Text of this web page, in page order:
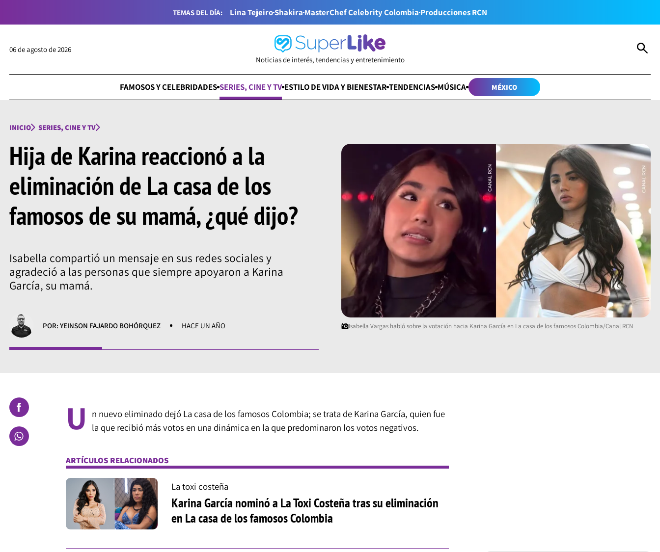
TEMAS DEL DÍA: Lina TejeiroShakiraMasterChef Celebrity ColombiaProducciones RCN
06 de agosto de 2026
Noticias de interés, tendencias y entretenimiento
FAMOSOS Y CELEBRIDADES SERIES, CINE Y TV ESTILO DE VIDA Y BIENESTAR TENDENCIAS MÚSICA MÉXICO
INICIO SERIES, CINE Y TV
Hija de Karina reaccionó a la
eliminación de La casa de los
famosos de su mamá, ¿qué dijo?
Isabella compartió un mensaje en sus redes sociales y
agradeció a las personas que siempre apoyaron a Karina
García, su mamá.
POR: YEINSON FAJARDO BOHÓRQUEZ HACE UN AÑO Isabella Vargas habló sobre la votación hacia Karina García en La casa de los famosos Colombia/Canal RCN
U
n nuevo eliminado dejó La casa de los famosos Colombia; se trata de Karina García, quien fue
la que recibió más votos en una dinámica en la que predominaron los votos negativos.
ARTÍCULOS RELACIONADOS
La toxi costeña
Karina García nominó a La Toxi Costeña tras su eliminación
en La casa de los famosos Colombia